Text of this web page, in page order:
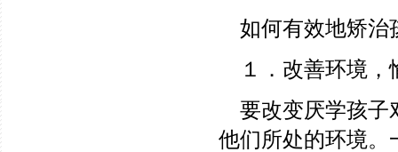
如何有效地矫治
１．改善环境，
要改变厌学孩子
他们所处的环境。